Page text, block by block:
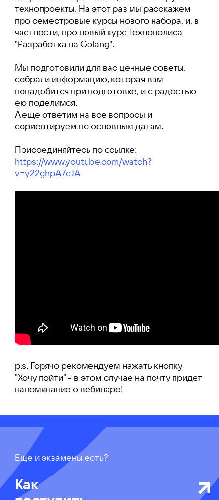
технопроекты. На этот раз мы расскажем
про семестровые курсы нового набора, и, в
частности, про новый курс Технополиса
"Разработка на Golang".
Мы подготовили для вас ценные советы,
собрали информацию, которая вам
понадобится при подготовке, и с радостью
ею поделимся.
А еще ответим на все вопросы и
сориентируем по основным датам.
Присоединяйтесь по ссылке:
https://www.youtube.com/watch?
v=y22ghpA7cJA
p.s. Горячо рекомендуем нажать кнопку
"Хочу пойти" - в этом случае на почту придет
напоминание о вебинаре!
Еще и экзамены есть?
Как